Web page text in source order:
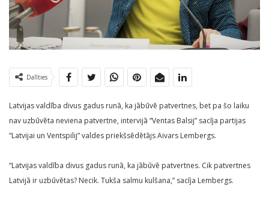
Dalīties
Latvijas valdība divus gadus runā, ka jābūvē patvertnes, bet pa šo laiku
nav uzbūvēta neviena patvertne, intervijā “Ventas Balsij” sacīja partijas
“Latvijai un Ventspilij” valdes priekšsēdētājs Aivars Lembergs.
“Latvijas valdība divus gadus runā, ka jābūvē patvertnes. Cik patvertnes
Latvijā ir uzbūvētas? Necik. Tukša salmu kulšana,” sacīja Lembergs.